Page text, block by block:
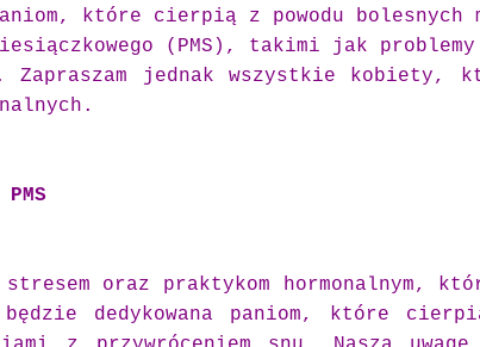
które cierpią z powodu bolesnych
(PMS), takimi jak
Zapraszam jednak wszystkie kobiety,
oraz praktykom hormonalnym,
dedykowana paniom, które